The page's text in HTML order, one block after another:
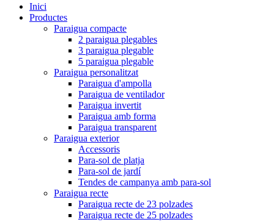
Inici
Productes
Paraigua compacte
2 paraigua plegables
3 paraigua plegable
5 paraigua plegable
Paraigua personalitzat
Paraigua d'ampolla
Paraigua de ventilador
Paraigua invertit
Paraigua amb forma
Paraigua transparent
Paraigua exterior
Accessoris
Para-sol de platja
Para-sol de jardí
Tendes de campanya amb para-sol
Paraigua recte
Paraigua recte de 23 polzades
Paraigua recte de 25 polzades